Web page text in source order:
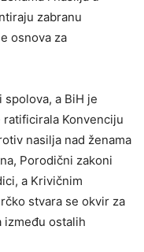
zabranu
osnova za
a BiH je
ratificirala Konvenciju
nasilja nad ženama
Porodični zakoni
a Krivičnim
stvara se okvir za
između ostalih